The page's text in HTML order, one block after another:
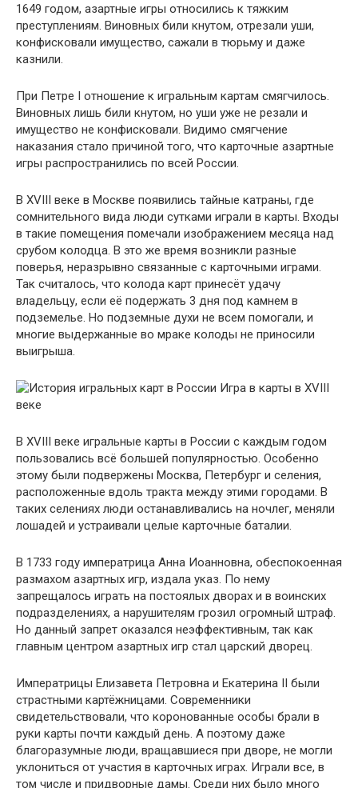
1649 годом, азартные игры относились к тяжким
преступлениям. Виновных били кнутом, отрезали уши,
конфисковали имущество, сажали в тюрьму и даже
казнили.
При Петре I отношение к игральным картам смягчилось.
Виновных лишь били кнутом, но уши уже не резали и
имущество не конфисковали. Видимо смягчение
наказания стало причиной того, что карточные азартные
игры распространились по всей России.
В XVIII веке в Москве появились тайные катраны, где
сомнительного вида люди сутками играли в карты. Входы
в такие помещения помечали изображением месяца над
срубом колодца. В это же время возникли разные
поверья, неразрывно связанные с карточными играми.
Так считалось, что колода карт принесёт удачу
владельцу, если её подержать 3 дня под камнем в
подземелье. Но подземные духи не всем помогали, и
многие выдержанные во мраке колоды не приносили
выигрыша.
Игра в карты в XVIII
веке
В XVIII веке игральные карты в России с каждым годом
пользовались всё большей популярностью. Особенно
этому были подвержены Москва, Петербург и селения,
расположенные вдоль тракта между этими городами. В
таких селениях люди останавливались на ночлег, меняли
лошадей и устраивали целые карточные баталии.
В 1733 году императрица Анна Иоанновна, обеспокоенная
размахом азартных игр, издала указ. По нему
запрещалось играть на постоялых дворах и в воинских
подразделениях, а нарушителям грозил огромный штраф.
Но данный запрет оказался неэффективным, так как
главным центром азартных игр стал царский дворец.
Императрицы Елизавета Петровна и Екатерина II были
страстными картёжницами. Современники
свидетельствовали, что коронованные особы брали в
руки карты почти каждый день. А поэтому даже
благоразумные люди, вращавшиеся при дворе, не могли
уклониться от участия в карточных играх. Играли все, в
том числе и придворные дамы. Среди них было много